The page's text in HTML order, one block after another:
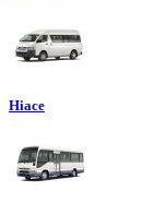
Hiace